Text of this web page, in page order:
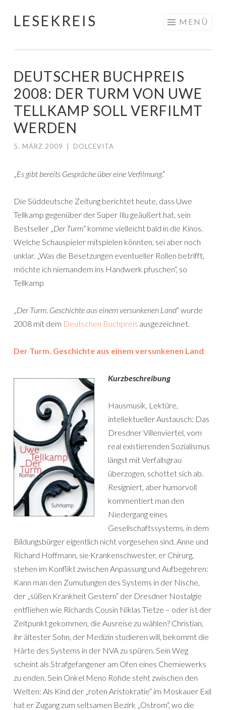
Springe
LESEKREIS MENÜ
DEUTSCHER BUCHPREIS
2008: DER TURM VON UWE
TELLKAMP SOLL VERFILMT
WERDEN
5. MÄRZ 2009 DOLCEVITA
„Es gibt bereits Gespräche über eine Verfilmung.“
Die Süddeutsche Zeitung berichtet heute, dass Uwe
Tellkamp gegenüber der Super Illu geäußert hat, sein
Bestseller „Der Turm“ komme vielleicht bald in die Kinos.
Welche Schauspieler mitspielen könnten, sei aber noch
unklar. „Was die Besetzungen eventueller Rollen betrifft,
möchte ich niemandem ins Handwerk pfuschen“, so
Tellkamp
„Der Turm. Geschichte aus einem versunkenen Land“ wurde
2008 mit dem Deutschen Buchpreis ausgezeichnet.
Der Turm. Geschichte aus einem versunkenen Land
Kurzbeschreibung
Hausmusik, Lektüre,
intellektueller Austausch: Das
Dresdner Villenviertel, vom
real existierenden Sozialismus
längst mit Verfallsgrau
überzogen, schottet sich ab.
Resigniert, aber humorvoll
kommentiert man den
Niedergang eines
Gesellschaftssystems, in dem
Bildungsbürger eigentlich nicht vorgesehen sind. Anne und
Richard Hoffmann, sie Krankenschwester, er Chirurg,
stehen im Konflikt zwischen Anpassung und Aufbegehren:
Kann man den Zumutungen des Systems in der Nische,
der „süßen Krankheit Gestern“ der Dresdner Nostalgie
entfliehen wie Richards Cousin Niklas Tietze – oder ist der
Zeitpunkt gekommen, die Ausreise zu wählen? Christian,
ihr ältester Sohn, der Medizin studieren will, bekommt die
Härte des Systems in der NVA zu spüren. Sein Weg
scheint als Strafgefangener am Ofen eines Chemiewerks
zu enden. Sein Onkel Meno Rohde steht zwischen den
Welten: Als Kind der „roten Aristokratie“ im Moskauer Exil
hat er Zugang zum seltsamen Bezirk „Ostrom“, wo die